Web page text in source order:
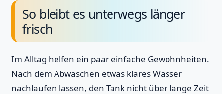
So bleibt es unterwegs länger
frisch
Im Alltag helfen ein paar einfache Gewohnheiten.
Nach dem Abwaschen etwas klares Wasser
nachlaufen lassen, den Tank nicht über lange Zeit